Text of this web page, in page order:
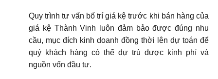
Quy trình tư vấn bố trí giá kệ trước khi bán hàng của
giá kệ Thành Vinh luôn đảm bảo được đúng nhu
cầu, mục đích kinh doanh đồng thời lên dự toán để
quý khách hàng có thể dự trù được kinh phí và
nguồn vốn đầu tư.